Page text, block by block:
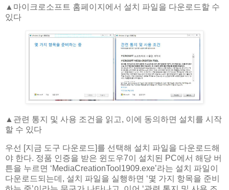
▲​마이크로소프트 홈페이지에서 설치 파일을 다운로드할 수
있다
▲​관련 통지 및 사용 조건을 읽고, 이에 동의하면 설치를 시작
할 수 있다
우선 [지금 도구 다운로드]를 선택해 설치 파일을 다운로드해
야 한다. 정품 인증을 받은 윈도우7이 설치된 PC에서 해당 버
튼을 누르면 ‘MediaCreationTool1909.exe’라는 설치 파일이
다운로드되는데, 설치 파일을 실행하면 ‘몇 가지 항목을 준비